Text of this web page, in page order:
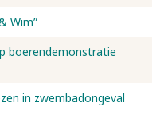
Wim”
boerendemonstratie
in zwembadongeval